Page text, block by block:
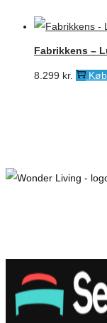
Fabrikkens –
8.299 kr.